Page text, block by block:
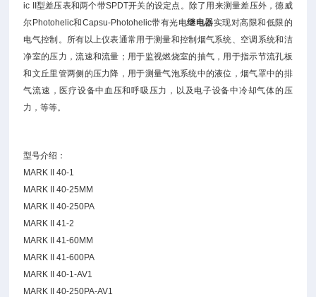
ic II型差压表和两个带SPDT开关的设定点。除了用来测量差压外，德威
尔Photohelic和Capsu-Photohelic带有光电继电器实现对高限和低限的
电气控制。所有以上仪表通常用于测量和控制烟气系统、空调系统和洁
净室的压力，流速和流量；用于监视燃烧室的抽气，用于指示节流孔板
和文丘里管两侧的压力降，用于测量气泡系统中的液位，烟气罩中的排
气流速，医疗设备中血压和呼吸压力，以及电子设备中冷却气体的压
力，等等。
型号介绍：
MARK II 40-1
MARK II 40-25MM
MARK II 40-250PA
MARK II 41-2
MARK II 41-60MM
MARK II 41-600PA
MARK II 40-1-AV1
MARK II 40-250PA-AV1